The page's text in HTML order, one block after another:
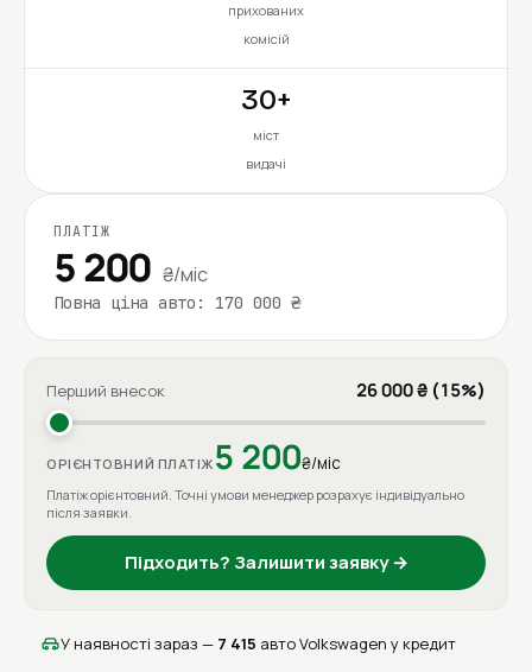
прихованих
комісій
30+
міст
видачі
ПЛАТІЖ
5 200 ₴/міс
Повна ціна авто: 170 000 ₴
Перший внесок 26 000 ₴ (15%)
ОРІЄНТОВНИЙ ПЛАТІЖ 5 200₴/міс
Платіж орієнтовний. Точні умови менеджер розрахує індивідуально
після заявки.
Підходить? Залишити заявку →
У наявності зараз — 7 415 авто Volkswagen у кредит